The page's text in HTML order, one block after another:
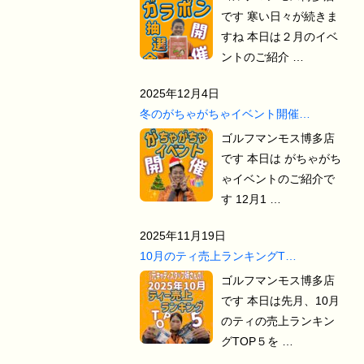
です 寒い日々が続きま
すね 本日は２月のイベ
ントのご紹介 …
2025年12月4日
冬のがちゃがちゃイベント開催…
ゴルフマンモス博多店
です 本日は がちゃがち
ゃイベントのご紹介で
す 12月1 …
2025年11月19日
10月のティ売上ランキングT…
ゴルフマンモス博多店
です 本日は先月、10月
のティの売上ランキン
グTOP５を …